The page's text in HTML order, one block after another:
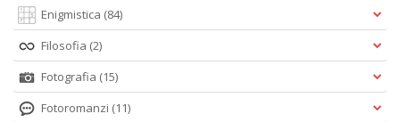
Enigmistica (84)
Filosofia (2)
Fotografia (15)
Fotoromanzi (11)